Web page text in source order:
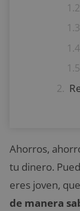
Ahorros,
tu dinero.
eres joven,
de manera